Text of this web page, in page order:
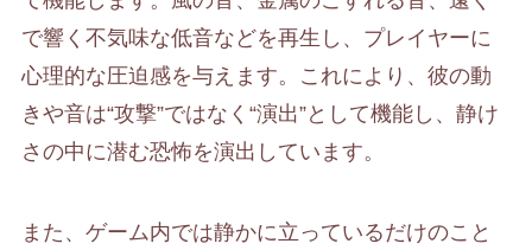
で響く不気味な低音などを再生し、プレイヤーに
心理的な圧迫感を与えます。これにより、彼の動
きや音は“攻撃”ではなく“演出”として機能し、静け
さの中に潜む恐怖を演出しています。
また、ゲーム内では静かに立っているだけのこと